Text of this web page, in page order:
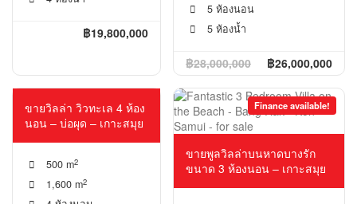
฿19,800,000
5 ห้องนอน
5 ห้องน้ำ
฿28,000,000 ฿26,000,000
ขายวิลล่า วิวทะเล 4 ห้อง
นอน – บ่อผุด – เกาะสมุย
500 m2
1,600 m2
Finance available!
ขายพูลวิลล่าบนหาดบางรัก
ขนาด 3 ห้องนอน – เกาะสมุย